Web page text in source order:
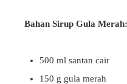
Bahan Sirup Gula Merah:
500 ml santan cair
150 g gula merah